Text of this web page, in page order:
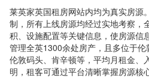
莱英家英国租房网站内均为真实房源
制，所有上线房源均经过实地考察，
积、设施配置等关键信息，使房源信
管理全英1300余处房产，且多位于伦
伦敦码头、肯辛顿等，平均月租金、
明，租客可通过平台清晰掌握房源核